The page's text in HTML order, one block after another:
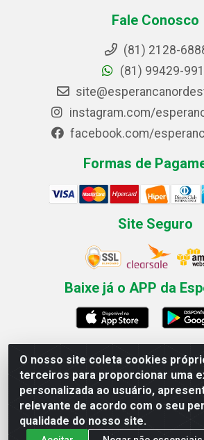
O nosso site coleta cookies
terceiros para proporcionar uma
personalizada ao usuário,
relevante de acordo com o seu
qualidade do nosso site.
Fale Conosco
(81) 2128-
(81) 99429-
instagram.com/
facebook.com/
Formas de
Site Seguro
Baixe já o APP da
Esperança Nordeste - Rua Professor
Estância - Recife / PE CEP:
03.666.136/0001-23